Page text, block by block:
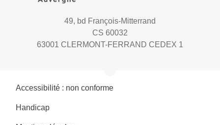
49, bd François-Mitterrand
CS 60032
63001 CLERMONT-FERRAND CEDEX 1
Accessibilité : non conforme
Handicap